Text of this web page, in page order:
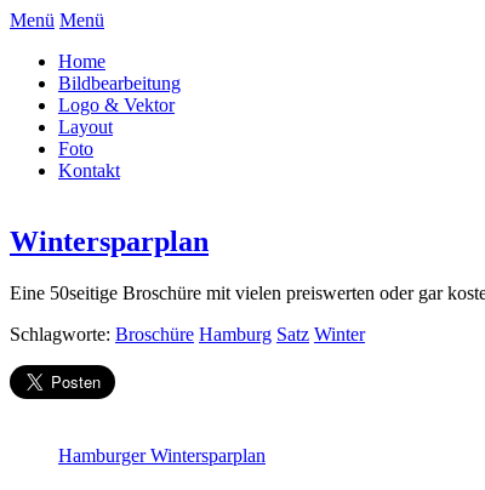
Menü Menü
Home
Bildbearbeitung
Logo & Vektor
Layout
Foto
Kontakt
Wintersparplan
Eine 50seitige Broschüre mit vielen preiswerten oder gar
Schlagworte: Broschüre Hamburg Satz Winter
Hamburger Wintersparplan